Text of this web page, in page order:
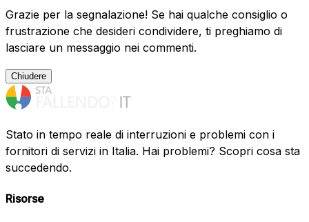
Grazie per la segnalazione! Se hai qualche consiglio o
frustrazione che desideri condividere, ti preghiamo di
lasciare un messaggio nei commenti.
Chiudere
Stato in tempo reale di interruzioni e problemi con i
fornitori di servizi in Italia. Hai problemi? Scopri cosa sta
succedendo.
Risorse